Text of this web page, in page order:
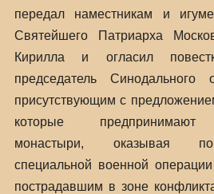
передал наместникам и
Святейшего Патриарха
Кирилла и огласил
председатель Синодального
присутствующим с
которые предпринимают
монастыри, оказывая
специальной военной
пострадавшим в зоне